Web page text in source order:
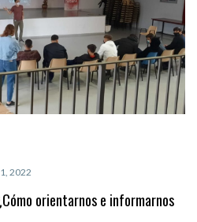
2022
orientarnos e informarnos